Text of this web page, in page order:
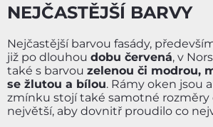
NEJČASTĚJŠÍ BARVY
Nejčastější barvou fasády,
již po dlouhou dobu červená, v
také s barvou zelenou či modrou,
se žlutou a bílou. Rámy oken jsou
zmínku stojí také samotné rozměry
největší, aby dovnitř proudilo co